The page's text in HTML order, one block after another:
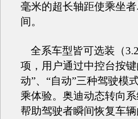
毫米的超长轴距使乘坐
间。
全系车型皆可选装（
项，用户通过中控台按
动”、“自动”三种驾驶模
乘体验。奥迪动态转向
帮助驾驶者瞬间恢复车